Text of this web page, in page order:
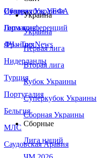
Сборная Украины
Италия
Германия
Франция
Нидерланды
Турция
Португалия
Бельгия
МЛС
Саудовская Аравия
Суперкубок УЕФА
Лига конференций
ЛЧ - Top News
Украина
Украина
Первая лига
Вторая лига
Кубок Украины
Суперкубок Украины
Сборная Украины
Сборные
Лига наций